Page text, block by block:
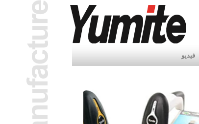
فيديو